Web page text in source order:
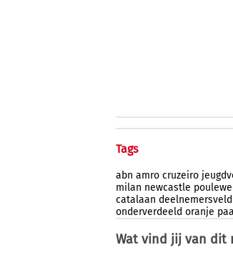
Tags
abn amro cruzeiro
milan newcastle
catalaan deelnemersveld
onderverdeeld oranje
Wat vind jij van dit